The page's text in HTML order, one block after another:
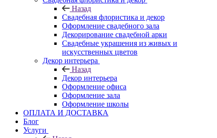
Назад
Свадебная флористика и декор
Оформление свадебного зала
Декорирование свадебной арки
Свадебные украшения из живых и
искусственных цветов
Декор интерьера
Назад
Декор интерьера
Оформление офиса
Оформление зала
Оформление школы
ОПЛАТА И ДОСТАВКА
Блог
Услуги